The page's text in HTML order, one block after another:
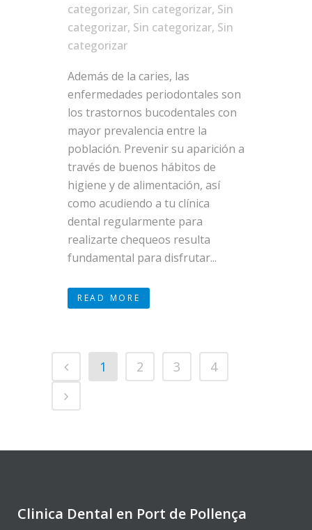
categorizar, Sin categorizar, Sin
categorizar, Sin categorizar, Sin
categorizar
Además de la caries, las
enfermedades periodontales son
los trastornos bucodentales con
mayor prevalencia entre la
población. Prevenir su aparición a
través de buenos hábitos de
higiene y de alimentación, así
como acudiendo a tu clínica
dental regularmente para
realizarte chequeos resulta
fundamental para disfrutar...
READ MORE
1 2 3 4
Clinica Dental en Port de Pollença